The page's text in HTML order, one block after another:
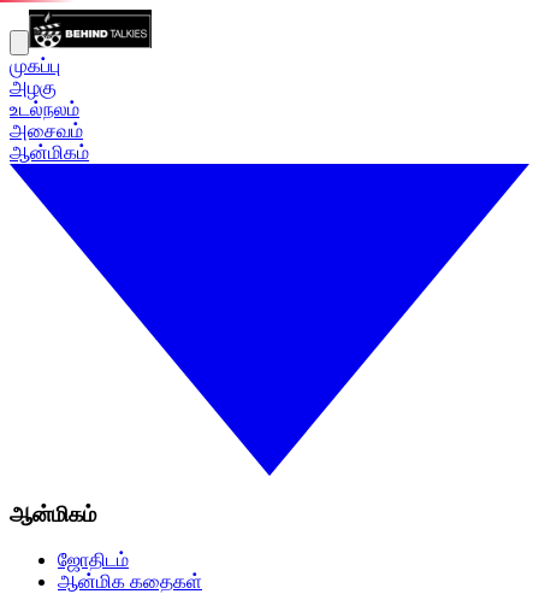
முகப்பு
அழகு
உடல்நலம்
அசைவம்
ஆன்மிகம்
ஆன்மிகம்
ஜோதிடம்
ஆன்மிக கதைகள்